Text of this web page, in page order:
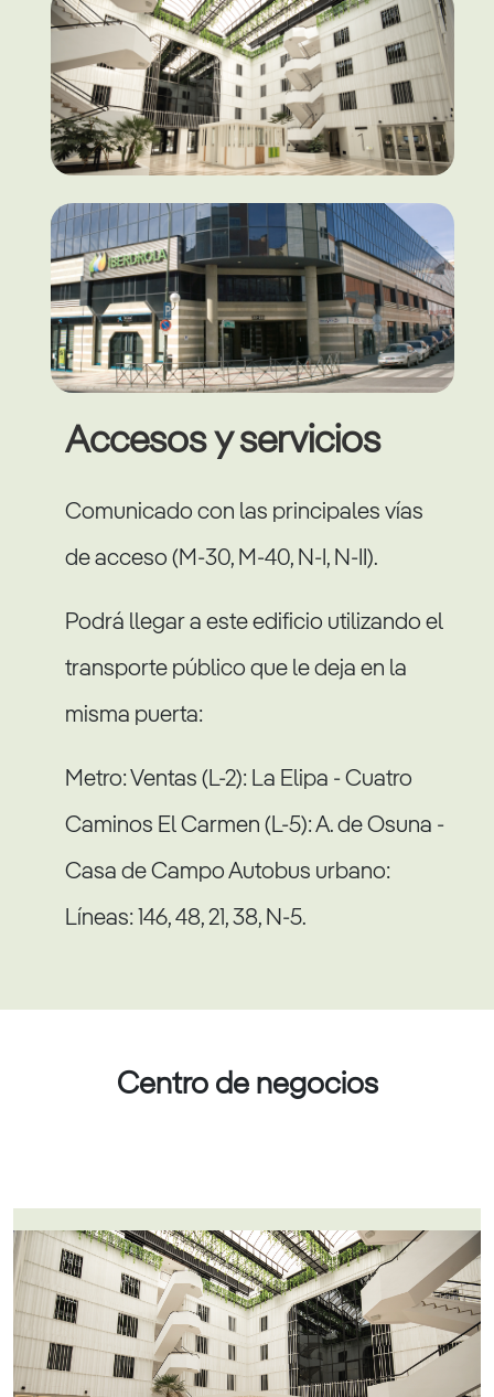
Accesos y servicios
Comunicado con las principales vías
de acceso (M-30, M-40, N-I, N-II).
Podrá llegar a este edificio utilizando el
transporte público que le deja en la
misma puerta:
Metro: Ventas (L-2): La Elipa - Cuatro
Caminos El Carmen (L-5): A. de Osuna -
Casa de Campo Autobus urbano:
Líneas: 146, 48, 21, 38, N-5.
Centro de negocios